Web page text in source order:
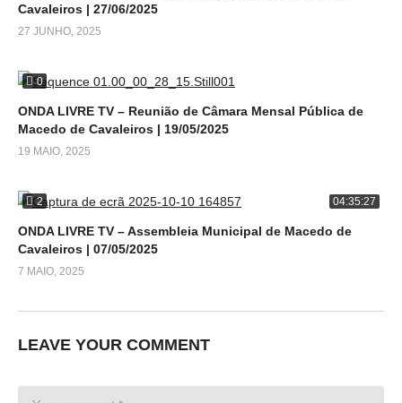
Cavaleiros | 27/06/2025
27 JUNHO, 2025
0
ONDA LIVRE TV – Reunião de Câmara Mensal Pública de
Macedo de Cavaleiros | 19/05/2025
19 MAIO, 2025
2 04:35:27
ONDA LIVRE TV – Assembleia Municipal de Macedo de
Cavaleiros | 07/05/2025
7 MAIO, 2025
LEAVE YOUR COMMENT